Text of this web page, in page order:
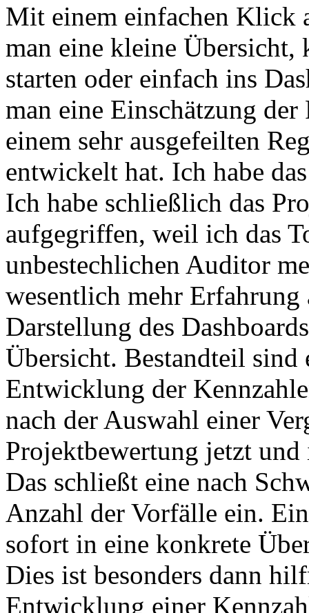
Mit einem einfachen Klick
man eine kleine Übersicht,
starten oder einfach ins
man eine Einschätzung
einem sehr ausgefeilten
entwickelt hat. Ich habe
Ich habe schließlich das
aufgegriffen, weil ich das
unbestechlichen Auditor
wesentlich mehr
Darstellung des
Übersicht. Bestandteil
Entwicklung der
nach der Auswahl einer
Projektbewertung jetzt
Das schließt eine nach
Anzahl der Vorfälle ein.
sofort in eine konkrete
Dies ist besonders dann
Entwicklung einer